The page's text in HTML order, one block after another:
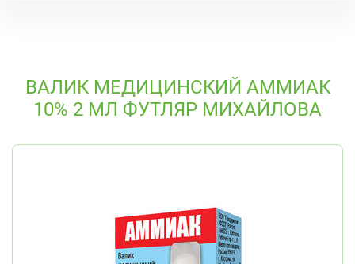
ВАЛИК МЕДИЦИНСКИЙ АММИАК
10% 2 МЛ ФУТЛЯР МИХАЙЛОВА